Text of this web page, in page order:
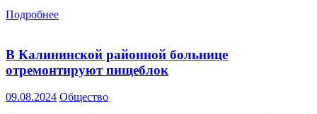
Подробнее
В Калининской районной больнице
отремонтируют пищеблок
09.08.2024 Общество